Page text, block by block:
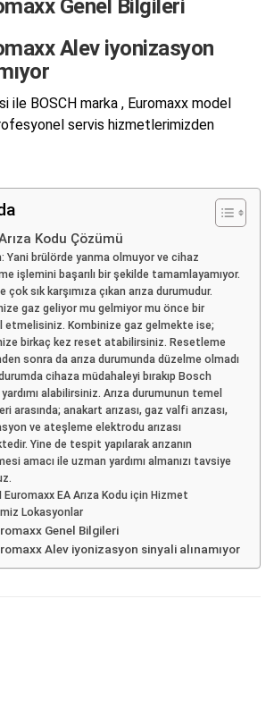
Genel Bilgileri
Alev iyonizasyon
ile BOSCH marka , Euromaxx model
servis hizmetlerimizden
Kodu Çözümü
Yani brülörde yanma olmuyor ve cihaz
işlemini başarılı bir şekilde tamamlayamıyor.
çok sık karşımıza çıkan arıza durumudur.
gaz geliyor mu gelmiyor mu önce bir
etmelisiniz. Kombinize gaz gelmekte ise;
birkaç kez reset atabilirsiniz. Resetleme
sonra da arıza durumunda düzelme olmadı
cihaza müdahaleyi bırakıp Bosch
alabilirsiniz. Arıza durumunun temel
arasında; anakart arızası, gaz valfi arızası,
ve ateşleme elektrodu arızası
Yine de tespit yapılarak arızanın
amacı ile uzman yardımı almanızı tavsiye
Euromaxx EA Arıza Kodu için Hizmet
Lokasyonlar
Genel Bilgileri
Alev iyonizasyon sinyali alınamıyor